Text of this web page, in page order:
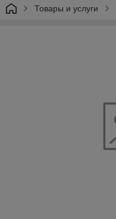
Товары и услуги